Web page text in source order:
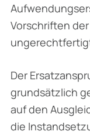
Vorschriften
Der
grundsätzlich
auf den
die